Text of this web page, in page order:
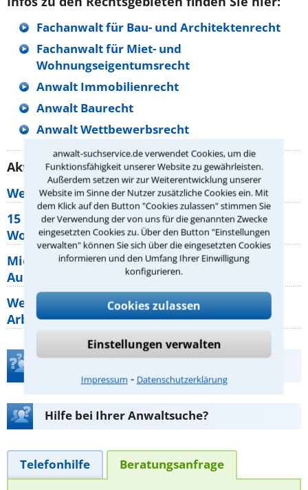
anwalt-suchservice.de verwendet Cookies, um die
Funktionsfähigkeit unserer Website zu gewährleisten.
Außerdem setzen wir zur Weiterentwicklung unserer
Website im Sinne der Nutzer zusätzliche Cookies ein. Mit
dem Klick auf den Button "Cookies zulassen" stimmen Sie
der Verwendung der von uns für die genannten Zwecke
eingesetzten Cookies zu. Über den Button "Einstellungen
verwalten" können Sie sich über die eingesetzten Cookies
informieren und den Umfang Ihrer Einwilligung
konfigurieren.
Cookies zulassen
Einstellungen verwalten
Impressum ⁃ Datenschutzerklärung
Fachanwalt für Bau- und Architektenrecht
Fachanwalt für Miet- und
Wohnungseigentumsrecht
Anwalt Immobilienrecht
Anwalt Baurecht
Anwalt Wettbewerbsrecht
Aktuelle Rechtstipps unserer Redaktion
Wer muss Zweitwohnungssteuer zahlen?
15 elementare Rechte, die jeder
Wohnungseigentümer kennen sollte
Mietpreisbremse 2026: Alle Regeln,
Ausnahmen und Rechte für Mieter
Welche Regeln für Teilnahme, Urlaub,
Arbeitszeit gelten beim
Hilfe bei Ihrer Anwaltsuche?
Telefonhilfe Beratungsanfrage